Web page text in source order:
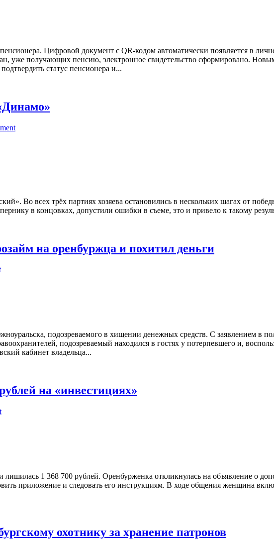
Цифровой документ с QR-кодом автоматически появляется в
уже получающих пенсию, электронное свидетельство сформировано.
статус пенсионера и...
Во всех трёх партиях хозяева остановились в нескольких шагах от
в концовках, допустили ошибки в съеме, это и привело к такому
на оренбуржца и похитил деньги
подозреваемого в хищении денежных средств. С заявлением в
подозреваемый находился в гостях у потерпевшего и,
кабинет владельца...
на «инвестициях»
1 368 700 рублей. Оренбурженка откликнулась на объявление о
приложение и следовать его инструкциям. В ходе общения женщина
охотнику за хранение патронов